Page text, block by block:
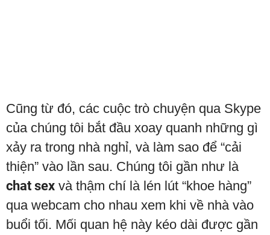
Cũng từ đó, các cuộc trò chuyện qua Skype
của chúng tôi bắt đầu xoay quanh những gì
xảy ra trong nhà nghỉ, và làm sao để “cải
thiện” vào lần sau. Chúng tôi gần như là
chat sex và thậm chí là lén lút “khoe hàng”
qua webcam cho nhau xem khi về nhà vào
buổi tối. Mối quan hệ này kéo dài được gần